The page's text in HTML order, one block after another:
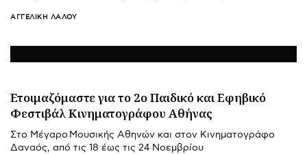
ΑΓΓΕΛΙΚΉ ΛΆΛΟΥ
Ετοιμαζόμαστε για το 2ο Παιδικό και Εφηβικό
Φεστιβάλ Κινηματογράφου Αθήνας
Στο Μέγαρο Μουσικής Αθηνών και στον Κινηματογράφο
Δαναός, από τις 18 έως τις 24 Νοεμβρίου